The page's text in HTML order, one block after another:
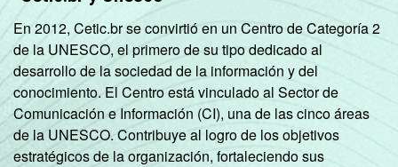
OCUPAÇÃO
Informal
Não se aplica
Fonte: Núcleo de Informação e Coordenação
En 2012, Cetic.br se convirtió en un Centro de Categoría 2
de la UNESCO, el primero de su tipo dedicado al
desarrollo de la sociedad de la información y del
conocimiento. El Centro está vinculado al Sector de
Comunicación e Información (CI), una de las cinco áreas
de la UNESCO. Contribuye al logro de los objetivos
estratégicos de la organización, fortaleciendo sus